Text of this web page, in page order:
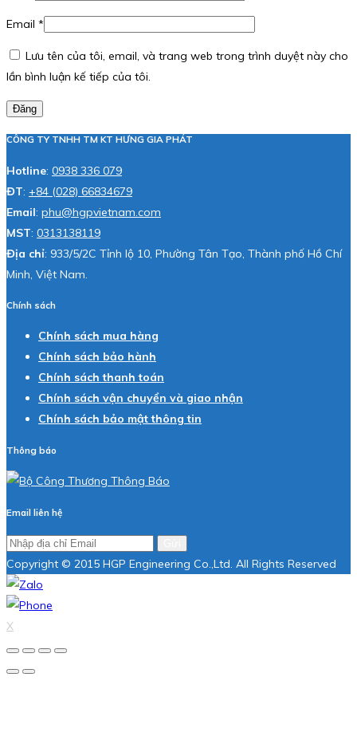
Email *
Lưu tên của tôi, email, và trang web trong trình duyệt này cho
lần bình luận kế tiếp của tôi.
Đăng
CÔNG TY TNHH TM KT HƯNG GIA PHÁT
Hotline: 0938 336 079
ĐT: +84 (028) 66834679
Email: phu@hgpvietnam.com
MST: 0313138119
Địa chỉ: 933/5/2C Tỉnh lộ 10, Phường Tân Tạo, Thành phố Hồ Chí
Minh, Việt Nam.
Chính sách
Chính sách mua hàng
Chính sách bảo hành
Chính sách thanh toán
Chính sách vận chuyển và giao nhận
Chính sách bảo mật thông tin
Thông báo
Email liên hệ
Copyright © 2015 HGP Engineering Co.,Ltd. All Rights Reserved
X